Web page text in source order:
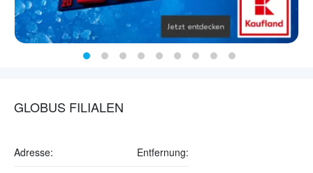
GLOBUS FILIALEN
Adresse: Entfernung: